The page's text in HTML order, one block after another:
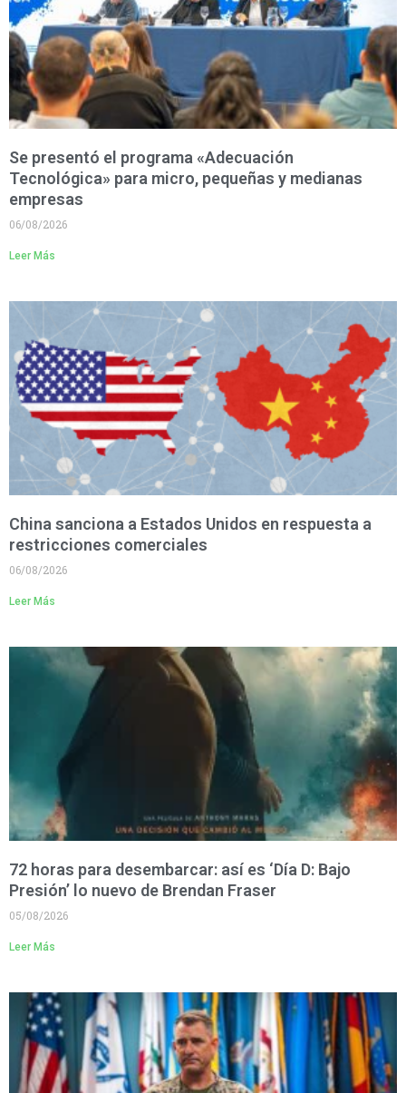
Se presentó el programa «Adecuación
Tecnológica» para micro, pequeñas y medianas
empresas
06/08/2026
Leer Más
China sanciona a Estados Unidos en respuesta a
restricciones comerciales
06/08/2026
Leer Más
72 horas para desembarcar: así es ‘Día D: Bajo
Presión’ lo nuevo de Brendan Fraser
05/08/2026
Leer Más